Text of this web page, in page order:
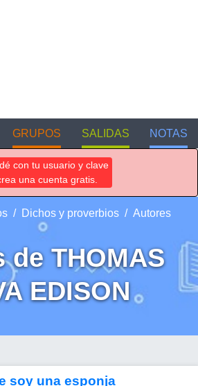
GRUPOS SALIDAS NOTAS
con tu usuario y clave
una cuenta gratis.
Dichos y proverbios Autores
de THOMAS
EDISON
soy una esponja